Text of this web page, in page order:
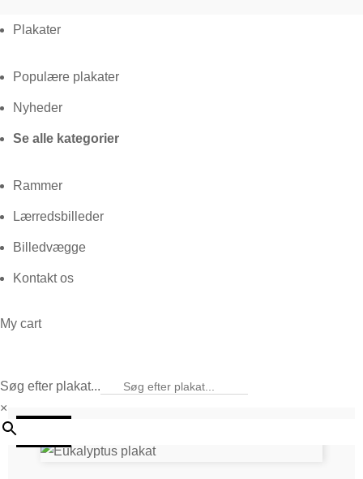
Plakater
Populære plakater
Nyheder
Se alle kategorier
Rammer
Lærredsbilleder
Billedvægge
Kontakt os
My cart
Søg efter plakat...
×